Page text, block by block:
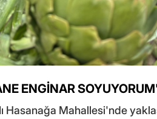
ENGİNAR
Hasanağa Mahallesi'nde